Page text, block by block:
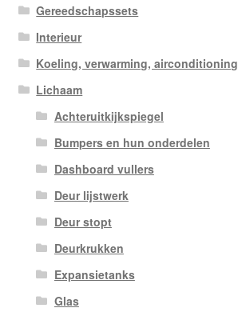
Gereedschapssets
Interieur
Koeling, verwarming, airconditioning
Lichaam
Achteruitkijkspiegel
Bumpers en hun onderdelen
Dashboard vullers
Deur lijstwerk
Deur stopt
Deurkrukken
Expansietanks
Glas